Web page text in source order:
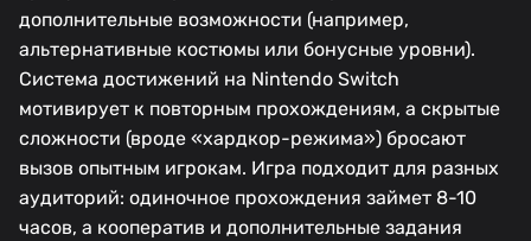
дополнительные возможности (например,
альтернативные костюмы или бонусные уровни).
Система достижений на Nintendo Switch
мотивирует к повторным прохождениям, а скрытые
сложности (вроде «хардкор-режима») бросают
вызов опытным игрокам. Игра подходит для разных
аудиторий: одиночное прохождения займет 8-10
часов, а кооператив и дополнительные задания